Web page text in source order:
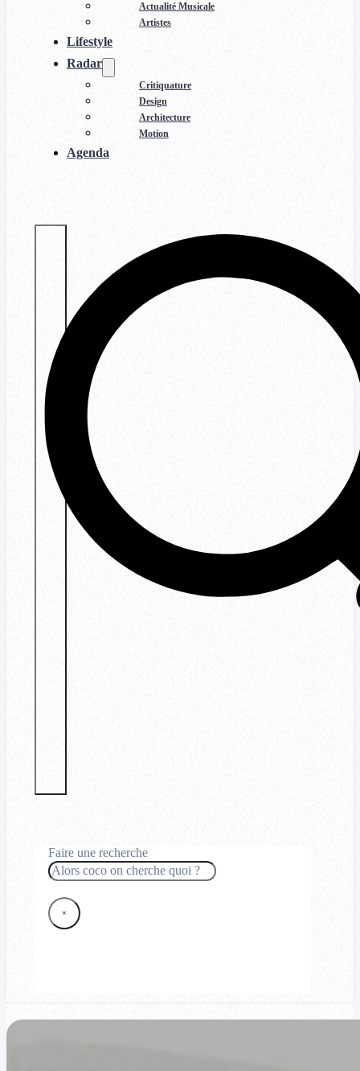
Actualité Musicale
Artistes
Lifestyle
Radar
Critiquature
Design
Architecture
Motion
Agenda
Faire une recherche
Rechercher
×